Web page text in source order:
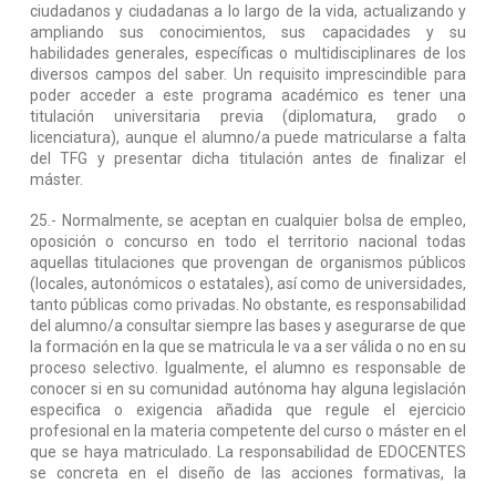
ciudadanos y ciudadanas a lo largo de la vida, actualizando y
ampliando sus conocimientos, sus capacidades y su
habilidades generales, específicas o multidisciplinares de los
diversos campos del saber. Un requisito imprescindible para
poder acceder a este programa académico es tener una
titulación universitaria previa (diplomatura, grado o
licenciatura), aunque el alumno/a puede matricularse a falta
del TFG y presentar dicha titulación antes de finalizar el
máster.
25.- Normalmente, se aceptan en cualquier bolsa de empleo,
oposición o concurso en todo el territorio nacional todas
aquellas titulaciones que provengan de organismos públicos
(locales, autonómicos o estatales), así como de universidades,
tanto públicas como privadas. No obstante, es responsabilidad
del alumno/a consultar siempre las bases y asegurarse de que
la formación en la que se matricula le va a ser válida o no en su
proceso selectivo. Igualmente, el alumno es responsable de
conocer si en su comunidad autónoma hay alguna legislación
especifica o exigencia añadida que regule el ejercicio
profesional en la materia competente del curso o máster en el
que se haya matriculado. La responsabilidad de EDOCENTES
se concreta en el diseño de las acciones formativas, la